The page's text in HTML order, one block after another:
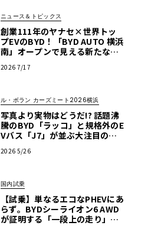
ニュース＆トピックス
創業111年のヤナセ×世界トッ
プEVのBYD！「BYD AUTO 横浜
南」オープンで見える新たなク
2026 7/17
ル・ボラン カーズミート2026横浜
写真より実物はどうだ!? 話題沸
騰のBYD「ラッコ」と規格外のE
Vバス「J7」が並ぶ大注目のブ
ミート2026横浜】
2026 5/26
国内試乗
【試乗】単なるエコなPHEVにあ
らず。BYDシーライオン6 AWD
が証明する「一段上の走り」と